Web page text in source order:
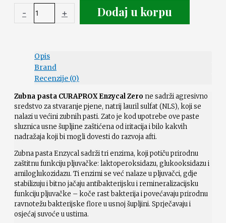
- + Dodaj u korpu
Opis
Brand
Recenzije (0)
Zubna pasta CURAPROX Enzycal Zero ne sadrži agresivno
sredstvo za stvaranje pjene, natrij lauril sulfat (NLS), koji se
nalazi u većini zubnih pasti. Zato je kod upotrebe ove paste
sluznica usne šupljine zaštićena od iritacija i bilo kakvih
nadražaja koji bi mogli dovesti do razvoja afti.
Zubna pasta Enzycal sadrži tri enzima, koji potiču prirodnu
zaštitnu funkciju pljuvačke: laktoperoksidazu, glukooksidazu i
amiloglukozidazu. Ti enzimi se već nalaze u pljuvačci, gdje
stabilizuju i bitno jačaju antibakterijsku i remineralizacijsku
funkciju pljuvačke – koče rast bakterija i povećavaju prirodnu
ravnotežu bakterijske flore u usnoj šupljini. Sprječavaju i
osjećaj suvoće u ustima.